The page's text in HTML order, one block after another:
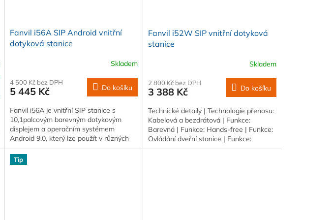
Fanvil i56A SIP Android vnitřní
dotyková stanice
Skladem
4 500 Kč bez DPH
5 445 Kč Do košíku
Fanvil i56A je vnitřní SIP stanice s
10,1palcovým barevným dotykovým
displejem a operačním systémem
Android 9.0, který lze použít v různých
vnitřních…
Fanvil i52W SIP vnitřní dotyková
stanice
Skladem
2 800 Kč bez DPH
3 388 Kč Do košíku
Technické detaily | Technologie přenosu:
Kabelová a bezdrátová | Funkce:
Barevná | Funkce: Hands-free | Funkce:
Ovládání dveřní stanice | Funkce:
Montáž na…
Tip